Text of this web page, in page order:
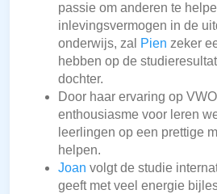
passie om anderen te
inlevingsvermogen in de
onderwijs, zal
Pien zeker
hebben op de
dochter.
Door haar ervaring op
enthousiasme voor leren
leerlingen op een prettige
helpen.
Joan volgt de studie
geeft met veel energie